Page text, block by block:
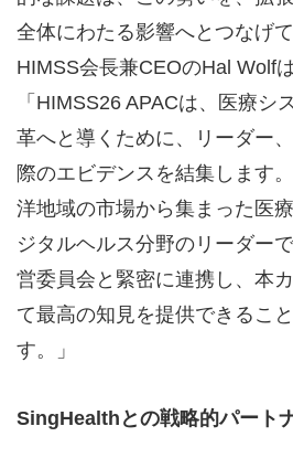
全体にわたる影響へとつなげ
HIMSS会長兼CEOのHal Wolf
「HIMSS26 APACは、医療シ
革へと導くために、リーダー
際のエビデンスを結集します
洋地域の市場から集まった医
ジタルヘルス分野のリーダー
営委員会と緊密に連携し、本
て最高の知見を提供できるこ
す。」
SingHealthとの戦略的パート